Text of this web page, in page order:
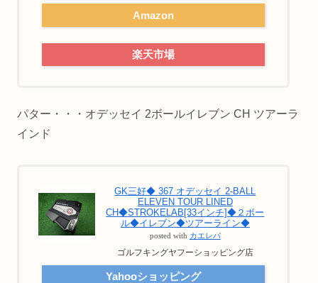
Amazon
楽天市場
パター・・・オデッセイ 2ボールイレブン CH ツアーラ
インド
GK三好◆ 367 オデッセイ 2-BALL
ELEVEN TOUR LINED
CH◆STROKELAB[33インチ]◆２ボー
ル◆イレブン◆ツアーライン◆
posted with カエレバ
ゴルフキングヤフーショッピング店
Yahooショッピング